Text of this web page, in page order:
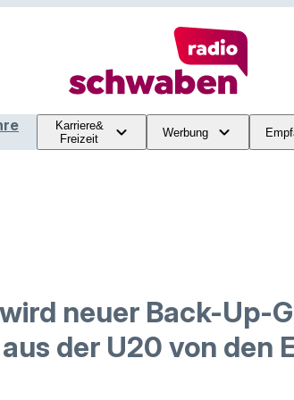
Karriere&
Freizeit
Werbung
neuer Back-Up-
der U20 von den